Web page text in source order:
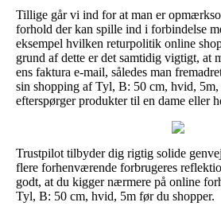
Tillige går vi ind for at man er
forhold der kan spille ind i forbindelse
eksempel hvilken returpolitik online
grund af dette er det samtidig vigtigt, at
ens faktura e-mail, således man
sin shopping af Tyl, B: 50 cm, hvid,
efterspørger produkter til en dame eller
Trustpilot tilbyder dig rigtig solide
flere forhenværende forbrugeres
godt, at du kigger nærmere på online
Tyl, B: 50 cm, hvid, 5m før du shopper.